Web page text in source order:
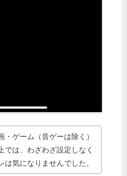
・ゲーム（音ゲーは除く）
では、わざわざ設定しなく
は気になりませんでした。